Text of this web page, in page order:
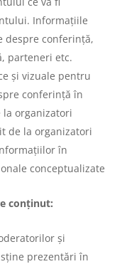
Informațiile
despre conferință,
parteneri etc.
și vizuale pentru
conferință în
organizatori
de la organizatori
în
conceptualizate
conținut:
și
prezentări în